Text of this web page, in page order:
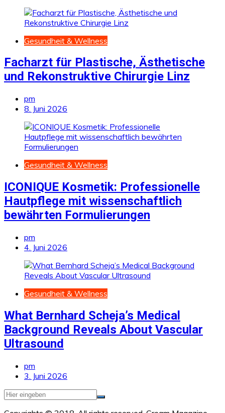
Gesundheit & Wellness
Facharzt für Plastische, Ästhetische
und Rekonstruktive Chirurgie Linz
pm
8. Juni 2026
Gesundheit & Wellness
ICONIQUE Kosmetik: Professionelle
Hautpflege mit wissenschaftlich
bewährten Formulierungen
pm
4. Juni 2026
Gesundheit & Wellness
What Bernhard Scheja’s Medical
Background Reveals About Vascular
Ultrasound
pm
3. Juni 2026